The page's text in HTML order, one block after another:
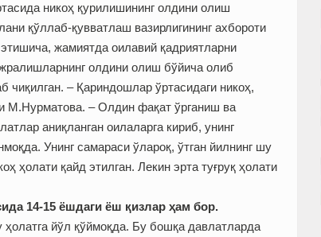
никоҳ қурилишининг олдини олиш
қўллаб-қувватлаш вазирлигининг ахбороти
жамиятда оилавий қадриятларни
олдини олиш бўйича олиб
чиқилган. – Қариндошлар ўртасидаги никоҳ,
М.Нурматова. – Олдин фақат ўрганиш ва
аниқланган оилаларга кириб, унинг
Унинг самараси ўлароқ, ўтган йилнинг шу
ҳолати қайд этилган. Лекин эрта туғруқ ҳолати
14-15 ёшдаги ёш қизлар ҳам бор.
ҳолатга йўл қўймоқда. Бу бошқа давлатларда